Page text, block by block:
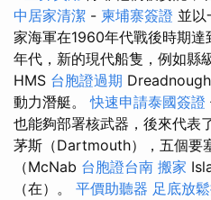
中居家清潔 - 柬埔寨簽證 並以
家海軍在1960年代戰後時期達
年代，新的現代船隻，例如縣
HMS 台胞證過期
動力潛艇。快速申請泰國簽證
也能夠部署核武器，後來代表
茅斯（Dartmouth），五個要
（McNab 台胞證台南 搬家
（在）。 平價助聽器 足底放